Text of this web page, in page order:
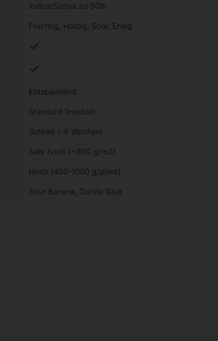
Indica/Sativa zu 50%
Fruchtig, Holzig, Sour, Erdig
check
check
Entspannend
Standard (Herbst)
Schnell (-9 Wochen)
Sehr hoch (+600 g/m2)
Hoch (400-1000 g/plant)
Sour Banana, Gorilla Glue